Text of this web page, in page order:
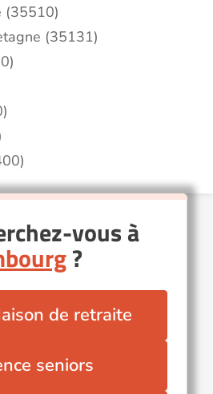
(35510)
(35131)
vous à
?
de retraite
seniors